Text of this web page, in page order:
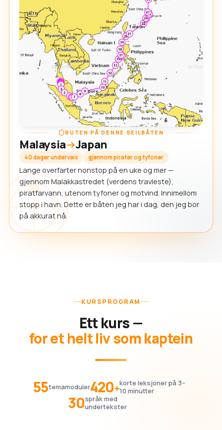
RUTEN PÅ DENNE SEILBÅTEN
Malaysia Japan
40 dager underveis gjennom pirater og tyfoner
Lange overfarter nonstop på en uke og mer —
gjennom Malakkastredet (verdens travleste),
piratfarvann, utenom tyfoner og motvind. Innimellom
stopp i havn. Dette er båten jeg har i dag, den jeg bor
på akkurat nå.
KURSPROGRAM
Ett kurs —
for et helt liv som kaptein
55temamoduler420+korte leksjoner på 3–
10 minutter
30språk med
undertekster